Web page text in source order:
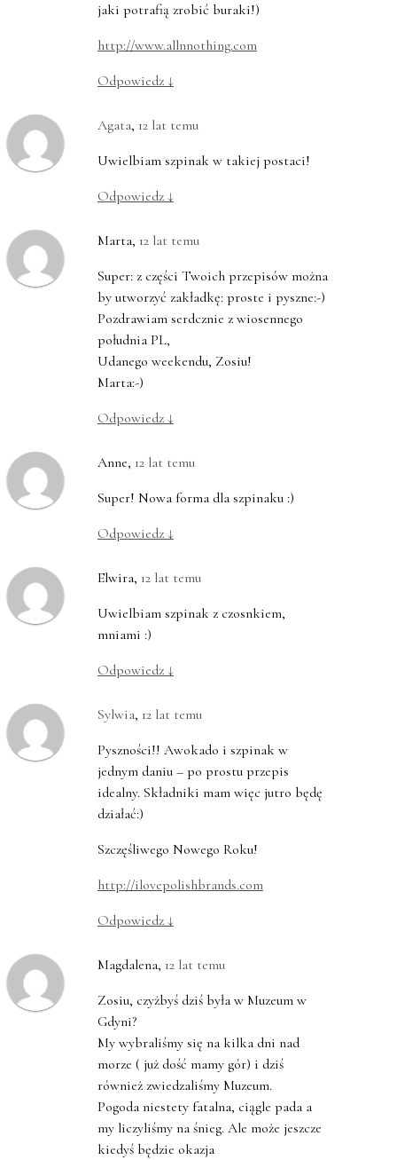
jaki potrafią zrobić buraki!)
http://www.allnnothing.com
Odpowiedz ↓
Agata, 12 lat temu
Uwielbiam szpinak w takiej postaci!
Odpowiedz ↓
Marta, 12 lat temu
Super: z części Twoich przepisów można
by utworzyć zakładkę: proste i pyszne:-)
Pozdrawiam serdcznie z wiosennego
południa PL,
Udanego weekendu, Zosiu!
Marta:-)
Odpowiedz ↓
Anne, 12 lat temu
Super! Nowa forma dla szpinaku :)
Odpowiedz ↓
Elwira, 12 lat temu
Uwielbiam szpinak z czosnkiem,
mniami :)
Odpowiedz ↓
Sylwia, 12 lat temu
Pyszności!! Awokado i szpinak w
jednym daniu – po prostu przepis
idealny. Składniki mam więc jutro będę
działać:)
Szczęśliwego Nowego Roku!
http://ilovepolishbrands.com
Odpowiedz ↓
Magdalena, 12 lat temu
Zosiu, czyżbyś dziś była w Muzeum w
Gdyni?
My wybraliśmy się na kilka dni nad
morze ( już dość mamy gór) i dziś
również zwiedzaliśmy Muzeum.
Pogoda niestety fatalna, ciągle pada a
my liczyliśmy na śnieg. Ale może jeszcze
kiedyś będzie okazja